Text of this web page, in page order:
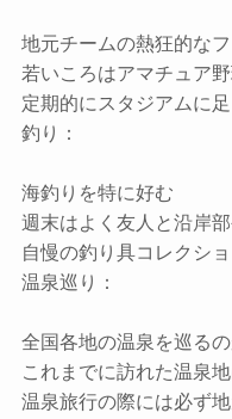
地元チームの熱狂的な
若いころはアマチュア
定期的にスタジアムに
釣り：
海釣りを特に好む
週末はよく友人と沿岸
自慢の釣り具コレクシ
温泉巡り：
全国各地の温泉を巡る
これまでに訪れた温泉
温泉旅行の際には必ず